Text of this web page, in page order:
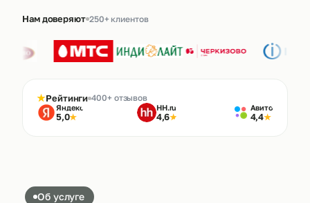
Нам доверяют 250+ клиентов
★Рейтинги 400+ отзывов
Яндекс
5,0★
HH.ru
4,6★
Авито
4,4★
Об услуге